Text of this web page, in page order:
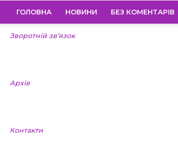
ГОЛОВНА НОВИНИ БЕЗ КОМЕНТАРІВ
Зворотній зв’язок
Архів
Контакти